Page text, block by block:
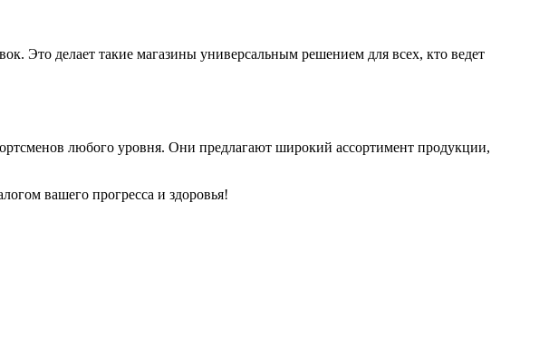
Это делает такие магазины универсальным решением для всех, кто ведет
любого уровня. Они предлагают широкий ассортимент продукции,
вашего прогресса и здоровья!